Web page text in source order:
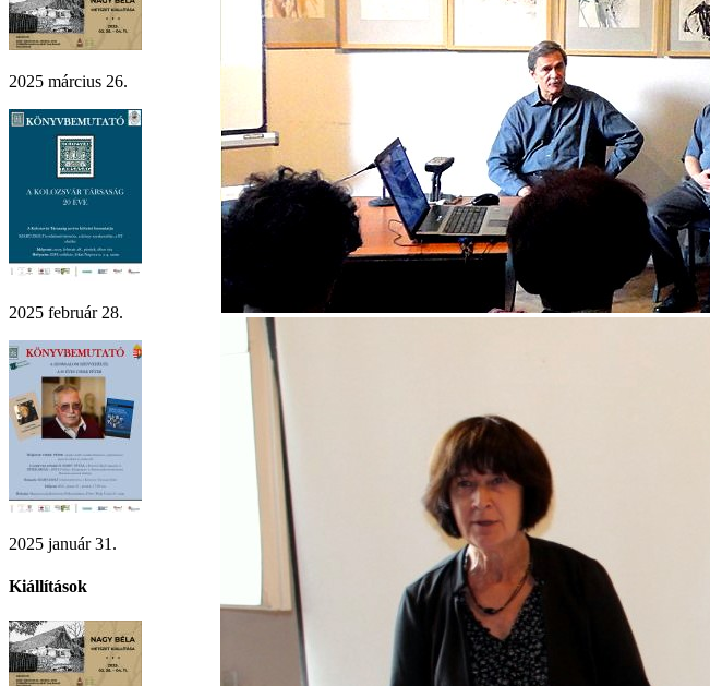
2025 március 26.
2025 február 28.
2025 január 31.
Kiállítások